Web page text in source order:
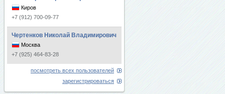
Киров
+7 (912) 700-09-77
Чертенков Николай Владимирович
Москва
+7 (925) 464-83-28
посмотреть всех пользователей
зарегистрироваться